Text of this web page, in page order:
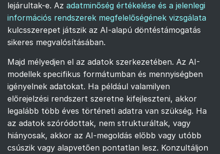
lejárultak-e. Az adatminőség értékelése és a jelenlegi
információs rendszerek megfelelőségének vizsgálata
kulcsszerepet játszik az AI-alapú döntéstámogatás
sikeres megvalósításában.
Majd mélyedjen el az adatok szerkezetében. Az AI-
modellek specifikus formátumban és mennyiségben
igényelnek adatokat. Ha például valamilyen
előrejelzési rendszert szeretne kifejleszteni, akkor
legalább több éves történeti adatra van szükség. Ha
az adatok szóródottak, nem strukturáltak, vagy
hiányosak, akkor az AI-megoldás előbb vagy utóbb
csúszik vagy alapvetően pontatlan lesz. Konzultáljon